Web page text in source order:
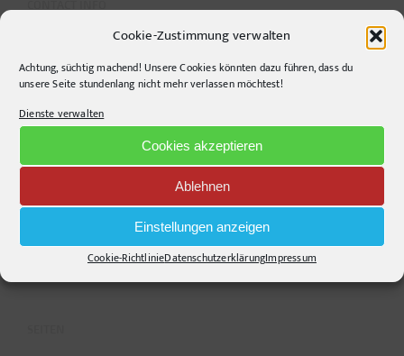
Cookie-Zustimmung verwalten
Achtung, süchtig machend! Unsere Cookies könnten dazu führen, dass du
unsere Seite stundenlang nicht mehr verlassen möchtest!
Dienste verwalten
Cookies akzeptieren
Ablehnen
Einstellungen anzeigen
Cookie-RichtlinieDatenschutzerklärungImpressum
Krefelder Straße 11A
Telephone:+49306860203
info@pr-ide.de
Monday - Friday, 9am - 6pm
Mail senden!